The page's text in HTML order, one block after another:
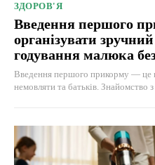
ЗДОРОВ'Я
Введення першого
організувати
годування малюка
Введення першого прикорму — це
немовляти та батьків. Знайомство